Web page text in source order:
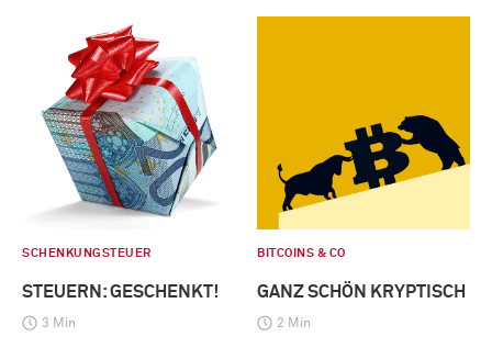
SCHENKUNGSTEUER
STEUERN: GESCHENKT!
3 Min
BITCOINS & CO
GANZ SCHÖN KRYPTISCH
2 Min